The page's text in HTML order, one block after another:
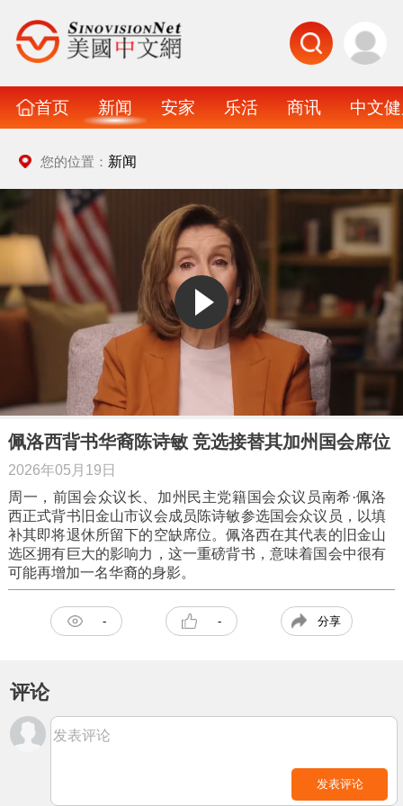
首页 新闻 安家 乐活 商讯 中文
您的位置： 新闻
佩洛西背书华裔陈诗敏 竞选接替其加州国会席位
2026年05月19日
周一，前国会众议长、加州民主党籍国会众议员南希·佩洛
西正式背书旧金山市议会成员陈诗敏参选国会众议员，以填
补其即将退休所留下的空缺席位。佩洛西在其代表的旧金山
选区拥有巨大的影响力，这一重磅背书，意味着国会中很有
可能再增加一名华裔的身影。
- - 分享
评论
发表评论
发表评论